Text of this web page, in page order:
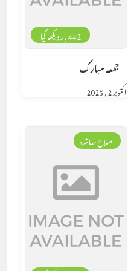
442 بار دیکھا گیا
جمعہ مبارک
اکتوبر 2, 2025
اصلاح معاشرہ